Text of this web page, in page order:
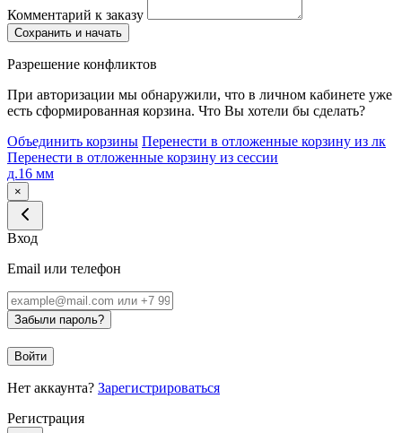
Комментарий к заказу
Сохранить и начать
Разрешение конфликтов
При авторизации мы обнаружили, что в личном кабинете уже
есть сформированная корзина. Что Вы хотели бы сделать?
Объединить корзины Перенести в отложенные корзину из лк
Перенести в отложенные корзину из сессии
д.16 мм
×
Вход
Email или телефон
Забыли пароль?
Войти
Нет аккаунта? Зарегистрироваться
Регистрация